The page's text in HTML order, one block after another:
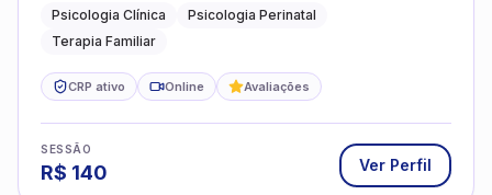
famílias
Psicologia Clínica
Psicologia Perinatal
Terapia Familiar
CRP ativo Online Avaliações
SESSÃO
R$ 140 Ver Perfil